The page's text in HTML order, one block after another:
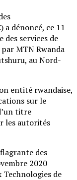
a dénoncé, ce 11
services de
MTN Rwanda
au Nord-
entité rwandaise,
sur le
titre
les autorités
des
2020
de